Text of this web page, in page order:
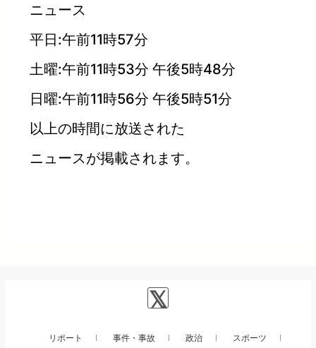
ニュース
平日:午前11時57分
土曜:午前11時53分 午後5時48分
日曜:午前11時56分 午後5時51分
以上の時間に放送された
ニュースが掲載されます。
リポート 事件・事故 政治 スポーツ